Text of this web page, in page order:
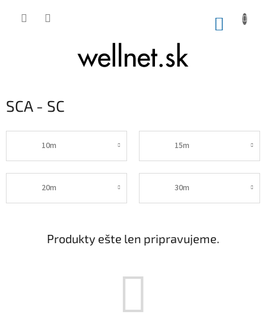
SCA - SC
10m 15m
20m 30m
Produkty ešte len pripravujeme.